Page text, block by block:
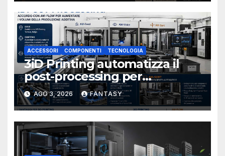
ACCESSORI COMPONENTI TECNOLOGIA
3iD Printing automatizza il
post-processing per
aumentare i volumi della
produzione additiva
AGO 3, 2026 FANTASY